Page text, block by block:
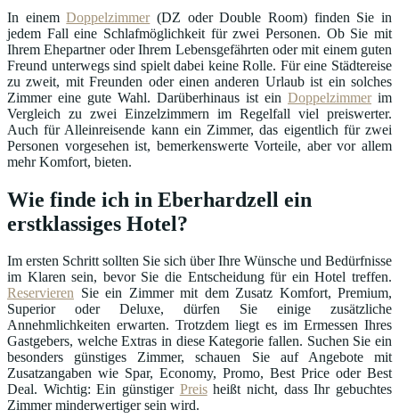
In einemDoppelzimmer(DZ oder Double Room) finden Sie in
jedem Fall eine Schlafmöglichkeit für zwei Personen. Ob Sie mit
Ihrem Ehepartner oder Ihrem Lebensgefährten oder mit einem guten
Freund unterwegs sind spielt dabei keine Rolle. Für eine Städtereise
zu zweit, mit Freunden oder einen anderen Urlaub ist ein solches
Zimmer eine gute Wahl. Darüberhinaus ist ein Doppelzimmerim
Vergleich zu zwei Einzelzimmern im Regelfall viel preiswerter.
Auch für Alleinreisende kann ein Zimmer, das eigentlich für zwei
Personen vorgesehen ist, bemerkenswerte Vorteile, aber vor allem
mehr Komfort, bieten.
Wie finde ich in Eberhardzell ein
erstklassiges Hotel?
Im ersten Schritt sollten Sie sich über Ihre Wünsche und Bedürfnisse
im Klaren sein, bevor Sie die Entscheidung für ein Hotel treffen.
Reservieren Sie ein Zimmer mit dem Zusatz Komfort, Premium,
Superior oder Deluxe, dürfen Sie einige zusätzliche
Annehmlichkeiten erwarten. Trotzdem liegt es im Ermessen Ihres
Gastgebers, welche Extras in diese Kategorie fallen. Suchen Sie ein
besonders günstiges Zimmer, schauen Sie auf Angebote mit
Zusatzangaben wie Spar, Economy, Promo, Best Price oder Best
Deal. Wichtig: Ein günstiger Preisheißt nicht, dass Ihr gebuchtes
Zimmer minderwertiger sein wird.